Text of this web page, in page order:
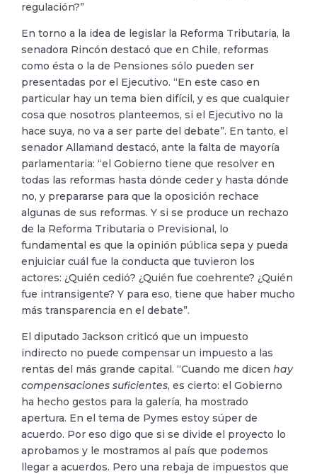
regulación?”
En torno a la idea de legislar la Reforma Tributaria, la
senadora Rincón destacó que en Chile, reformas
como ésta o la de Pensiones sólo pueden ser
presentadas por el Ejecutivo. “En este caso en
particular hay un tema bien difícil, y es que cualquier
cosa que nosotros planteemos, si el Ejecutivo no la
hace suya, no va a ser parte del debate”. En tanto, el
senador Allamand destacó, ante la falta de mayoría
parlamentaria: “el Gobierno tiene que resolver en
todas las reformas hasta dónde ceder y hasta dónde
no, y prepararse para que la oposición rechace
algunas de sus reformas. Y si se produce un rechazo
de la Reforma Tributaria o Previsional, lo
fundamental es que la opinión pública sepa y pueda
enjuiciar cuál fue la conducta que tuvieron los
actores: ¿Quién cedió? ¿Quién fue coehrente? ¿Quién
fue intransigente? Y para eso, tiene que haber mucho
más transparencia en el debate”.
El diputado Jackson criticó que un impuesto
indirecto no puede compensar un impuesto a las
rentas del más grande capital. “Cuando me dicen hay
compensaciones suficientes, es cierto: el Gobierno
ha hecho gestos para la galería, ha mostrado
apertura. En el tema de Pymes estoy súper de
acuerdo. Por eso digo que si se divide el proyecto lo
aprobamos y le mostramos al país que podemos
llegar a acuerdos. Pero una rebaja de impuestos que